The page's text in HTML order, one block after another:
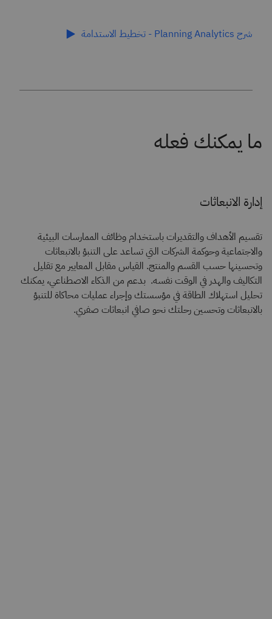
شرح Planning Analytics - تخطيط الاستدامة
إدارة الانبعاثات
تقسيم الأهداف والتقديرات باستخدام وظائف الممارسات البيئية
والاجتماعية وحوكمة الشركات التي تساعد على التنبؤ بالانبعاثات
وتحسينها حسب القسم والمنتج. القياس مقابل المعايير مع تقليل
التكاليف والهدر في الوقت نفسه. بدعم من الذكاء الاصطناعي، يمكنك
تحليل استهلاك الطاقة في مؤسستك وإجراء عمليات محاكاة للتنبؤ
بالانبعاثات وتحسين رحلتك نحو صافي انبعاثات صفري.